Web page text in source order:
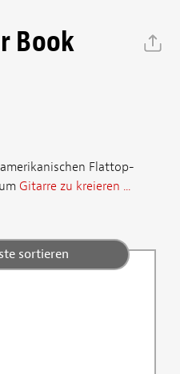
Book
Flattop-
Gitarre zu kreieren ...
sortieren